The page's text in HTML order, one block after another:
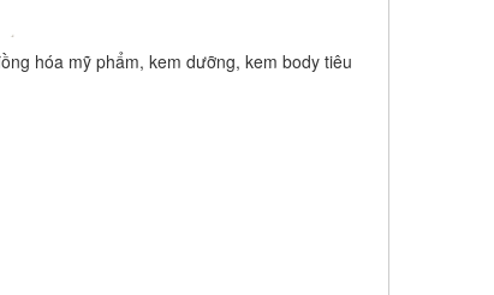
hóa mỹ phẩm, kem dưỡng, kem body tiêu